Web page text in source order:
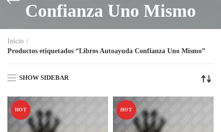
Confianza Uno Mismo
Inicio
Productos etiquetados “Libros Autoayuda Confianza Uno Mismo”
SHOW SIDEBAR
HOT HOT